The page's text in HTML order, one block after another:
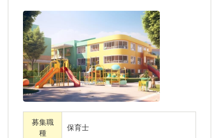
2. 自分の時間も大切に。ワークライフバラン
スの充実
残業は月平均4時間： 持ち帰り仕事ゼロを目指
し、職員同士で協力し合う風土です。
ICT化の推進： 手書きの書類を削減。子ども
と向き合う時間を最大化しています。
特別休暇が充実： 年休120日に加え、「記念
日休暇」や「子どもの行事休暇」も！「お互
い様」の精神で、休暇取得を推奨していま
・定員は76名で、0歳児～5歳児までを対象に
保育を行っています。
・横浜市内で子育て支援事業を展開する「社
会福祉法人恵泉会」が運営しています。
◆魅力はこちらです
・フォロー体制も万全なので、未経験の方で
も安心してお仕事に取り組めます。
・鶴ヶ峰駅から徒歩で3分の通いやすい立地に
募集職
種
保育士